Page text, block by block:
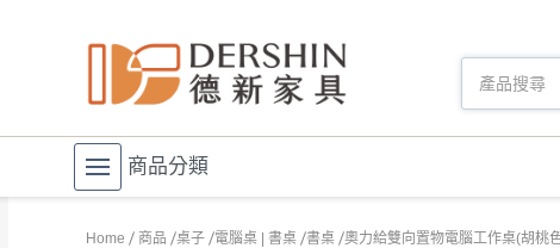
商品分類
Home 商品 桌子 電腦桌 | 書桌 書桌 奧力給雙向置物電腦工作桌(胡桃